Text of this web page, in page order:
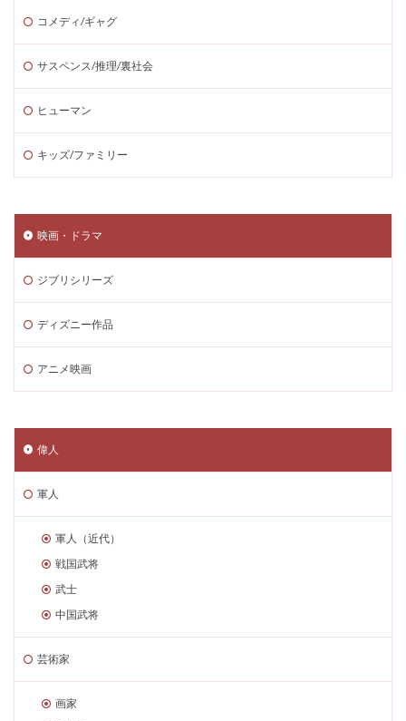
コメディ/ギャグ
サスペンス/推理/裏社会
ヒューマン
キッズ/ファミリー
映画・ドラマ
ジブリシリーズ
ディズニー作品
アニメ映画
偉人
軍人
軍人（近代）
戦国武将
武士
中国武将
芸術家
画家